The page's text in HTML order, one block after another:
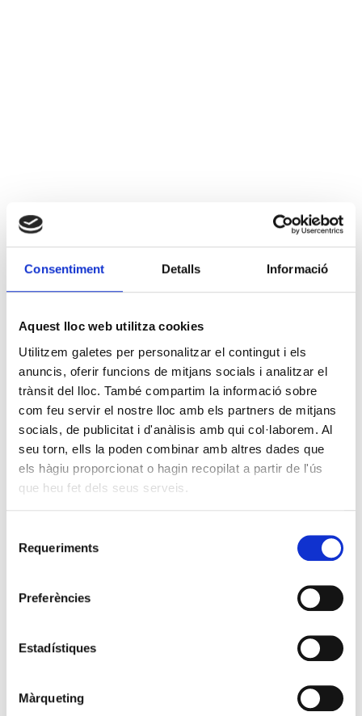
Consentiment Detalls Informació
Aquest lloc web utilitza cookies
Utilitzem galetes per personalitzar el contingut i els
anuncis, oferir funcions de mitjans socials i analitzar el
trànsit del lloc. També compartim la informació sobre
com feu servir el nostre lloc amb els partners de mitjans
socials, de publicitat i d'anàlisis amb qui col·laborem. Al
seu torn, ells la poden combinar amb altres dades que
els hàgiu proporcionat o hagin recopilat a partir de l'ús
que heu fet dels seus serveis.
Requeriments
Preferències
Estadístiques
Màrqueting